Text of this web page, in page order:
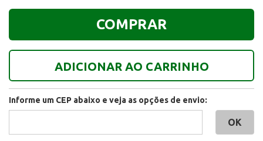
ADICIONAR AO CARRINHO
COMPRAR
Informe um CEP abaixo e veja as opções de envio: